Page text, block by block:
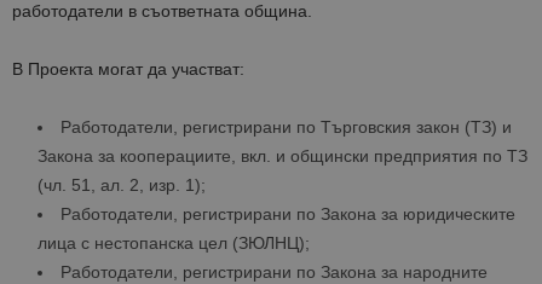
работодатели в съответната община.
В Проекта могат да участват:
Работодатели, регистрирани по Търговския закон (ТЗ) и
Закона за кооперациите, вкл. и общински предприятия по ТЗ
(чл. 51, ал. 2, изр. 1);
Работодатели, регистрирани по Закона за юридическите
лица с нестопанска цел (ЗЮЛНЦ);
Работодатели, регистрирани по Закона за народните